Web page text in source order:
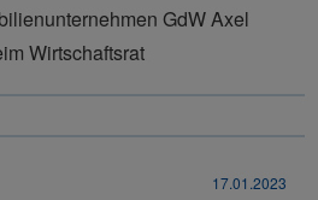
GdW Axel
Wirtschaftsrat
17.01.2023